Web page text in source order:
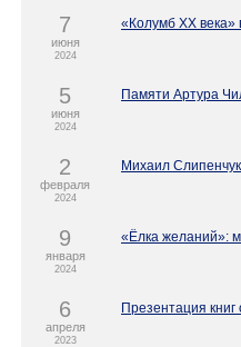
7
июня
2024
«Колумб XX
5
июня
2024
Памяти Артура
2
февраля
2024
Михаил
9
января
2024
«Ёлка желаний»:
6
апреля
2023
Презентация